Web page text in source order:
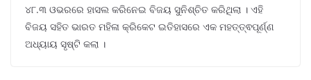
୪୮.୩ ଓଭରରେ ହାସଲ କରିନେଇ ବିଜୟ ସୁନିଶ୍ଚିତ କରିଥିଲା । ଏହି
ବିଜୟ ସହିତ ଭାରତ ମହିଳା କ୍ରିକେଟ ଇତିହାସରେ ଏକ ମହତ୍ତ୍ଵପୂର୍ଣ୍ଣ
ଅଧ୍ୟାୟ ସୃଷ୍ଟି କଲା ।